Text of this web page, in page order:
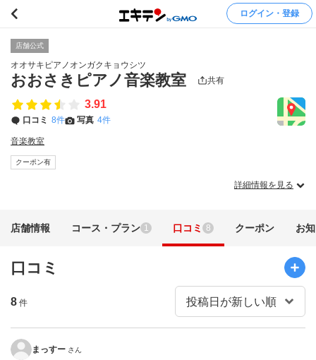
ログイン・登録
店舗公式
オオサキピアノオンガクキョウシツ
おおさきピアノ音楽教室 共有
3.91
口コミ 8件 写真 4件
音楽教室
クーポン有
詳細情報を見る
店舗情報 コース・プラン 1 口コミ 8 クーポン お
口コミ
8 件
まっすー さん